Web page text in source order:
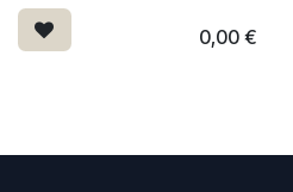
0,00€